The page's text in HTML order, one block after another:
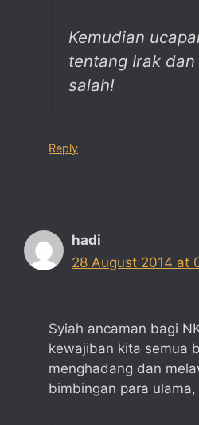
Kemudian
tentang Irak dan
salah!
Reply
hadi
28 August 2014 at
Syiah ancaman bagi
kewajiban kita semua
menghadang dan
bimbingan para ulama,